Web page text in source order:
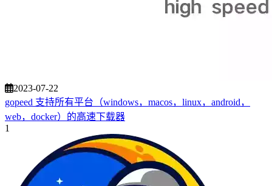
2023-07-22
gopeed 支持所有平台（windows，macos，linux，android，
web，docker）的高速下载器
1